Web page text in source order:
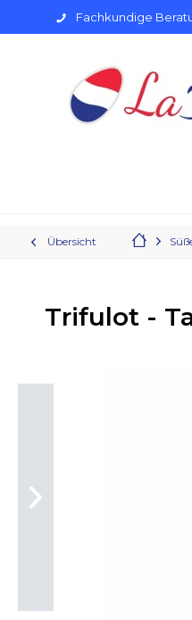
Fachkundige
Übersicht
Trifulot -